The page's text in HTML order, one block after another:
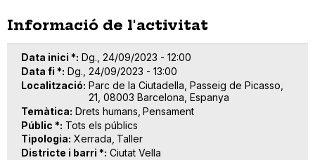
Informació de l'activitat
Data inici * Dg., 24/09/2023 - 12:00
Data fi * Dg., 24/09/2023 - 13:00
Localització Parc de la Ciutadella, Passeig de Picasso,
21, 08003 Barcelona, Espanya
Temàtica Drets humans Pensament
Públic * Tots els públics
Tipologia Xerrada Taller
Districte i barri * Ciutat Vella